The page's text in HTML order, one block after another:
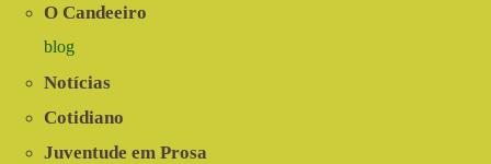
O Candeeiro
blog
Notícias
Cotidiano
Juventude em Prosa